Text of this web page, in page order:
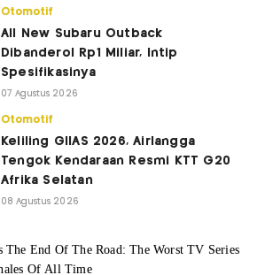
Otomotif
All New Subaru Outback
Dibanderol Rp1 Miliar, Intip
Spesifikasinya
07 Agustus 2026
Otomotif
Keliling GIIAS 2026, Airlangga
Tengok Kendaraan Resmi KTT G20
Afrika Selatan
08 Agustus 2026